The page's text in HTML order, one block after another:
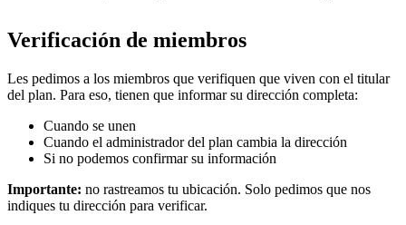
Verificación de miembros
Les pedimos a los miembros que verifiquen que viven con el titular
del plan. Para eso, tienen que informar su dirección completa:
Cuando se unen
Cuando el administrador del plan cambia la dirección
Si no podemos confirmar su información
Importante: no rastreamos tu ubicación. Solo pedimos que nos
indiques tu dirección para verificar.